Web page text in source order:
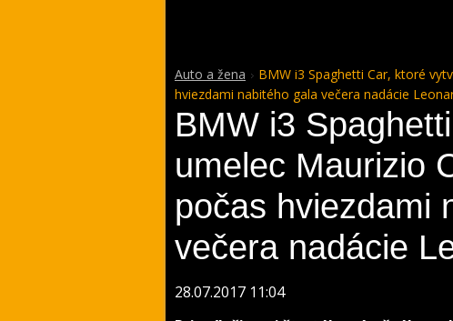
Auto a žena
BMW i3 Spaghetti Car, ktoré
hviezdami nabitého gala večera nadácie
BMW i3
umelec Maurizio
počas hviezdami
večera nadácie
28.07.2017 11:04